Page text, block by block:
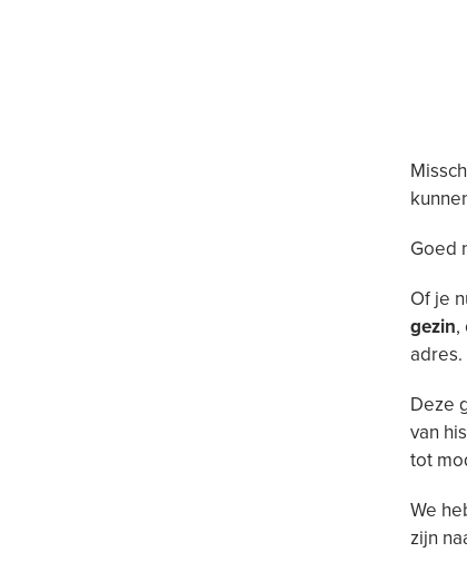
Goed
Of je
gezin,
adres.
Deze
van
tot
We
zijn